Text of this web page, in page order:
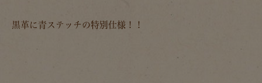
黒革に青ステッチの特別仕様！！